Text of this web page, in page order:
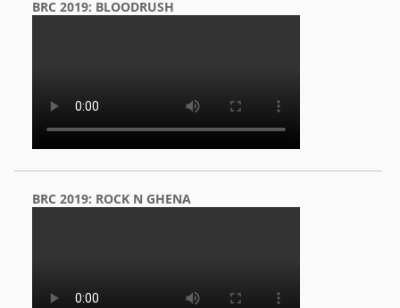
BRC 2019: BLOODRUSH
BRC 2019: ROCK N GHENA